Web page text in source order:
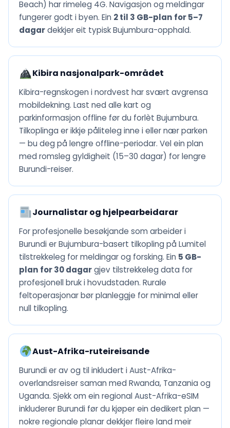
Beach) har rimeleg 4G. Navigasjon og meldingar
fungerer godt i byen. Ein 2 til 3 GB-plan for 5–7
dagardekkjer eit typisk Bujumbura-opphald.
Kibira nasjonalpark-området
Kibira-regnskogen i nordvest har svært avgrensa
mobildekning. Last ned alle kart og
parkinformasjon offline før du forlèt Bujumbura.
Tilkoplinga er ikkje påliteleg inne i eller nær parken
— bu deg på lengre offline-periodar. Vel ein plan
med romsleg gyldigheit (15–30 dagar) for lengre
Burundi-reiser.
Journalistar og hjelpearbeidarar
For profesjonelle besøkjande som arbeider i
Burundi er Bujumbura-basert tilkopling på Lumitel
tilstrekkeleg for meldingar og forsking. Ein 5 GB-
plan for 30 dagargjev tilstrekkeleg data for
profesjonell bruk i hovudstaden. Rurale
feltoperasjonar bør planleggje for minimal eller
null tilkopling.
Aust-Afrika-ruteireisande
Burundi er av og til inkludert i Aust-Afrika-
overlandsreiser saman med Rwanda, Tanzania og
Uganda. Sjekk om ein regional Aust-Afrika-eSIM
inkluderer Burundi før du kjøper ein dedikert plan —
nokre regionale planar dekkjer fleire land meir